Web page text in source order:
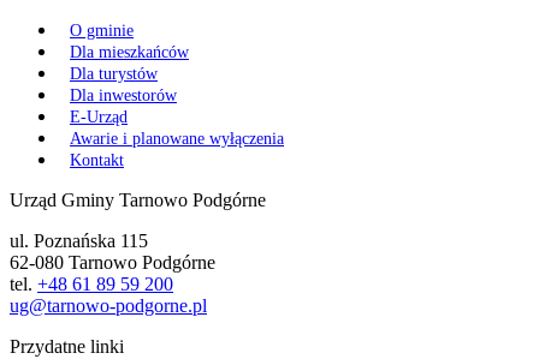
O gminie
Dla mieszkańców
Dla turystów
Dla inwestorów
E-Urząd
Awarie i planowane wyłączenia
Kontakt
Urząd Gminy Tarnowo Podgórne
ul. Poznańska 115
62-080 Tarnowo Podgórne
tel. +48 61 89 59 200
ug@tarnowo-podgorne.pl
Przydatne linki